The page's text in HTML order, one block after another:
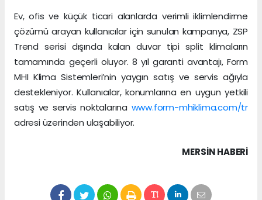
Ev, ofis ve küçük ticari alanlarda verimli iklimlendirme
çözümü arayan kullanıcılar için sunulan kampanya, ZSP
Trend serisi dışında kalan duvar tipi split klimaların
tamamında geçerli oluyor. 8 yıl garanti avantajı, Form
MHI Klima Sistemleri’nin yaygın satış ve servis ağıyla
destekleniyor. Kullanıcılar, konumlarına en uygun yetkili
satış ve servis noktalarına www.form-mhiklima.com/tr
adresi üzerinden ulaşabiliyor.
MERSIN HABERİ